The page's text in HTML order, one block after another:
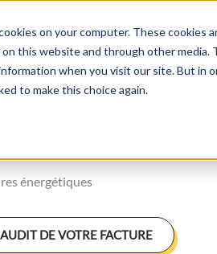
on your computer. These cookies
this website and through other media.
when you visit our site. But in
to make this choice again.
Achat
énergétiques
DE VOTRE FACTURE